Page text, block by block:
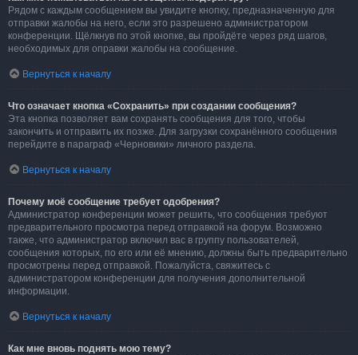
Рядом с каждым сообщением вы увидите кнопку, предназначенную для
отправки жалобы на него, если это разрешено администратором
конференции. Щёлкнув по этой кнопке, вы пройдёте через ряд шагов,
необходимых для оправки жалобы на сообщение.
Вернуться к началу
Что означает кнопка «Сохранить» при создании сообщения?
Эта кнопка позволяет вам сохранять сообщения для того, чтобы
закончить и отправить их позже. Для загрузки сохранённого сообщения
перейдите в параграф «Черновики» личного раздела.
Вернуться к началу
Почему моё сообщение требует одобрения?
Администратор конференции может решить, что сообщения требуют
предварительного просмотра перед отправкой на форум. Возможно
также, что администратор включил вас в группу пользователей,
сообщения которых, по его или её мнению, должны быть предварительно
просмотрены перед отправкой. Пожалуйста, свяжитесь с
администратором конференции для получения дополнительной
информации.
Вернуться к началу
Как мне вновь поднять мою тему?